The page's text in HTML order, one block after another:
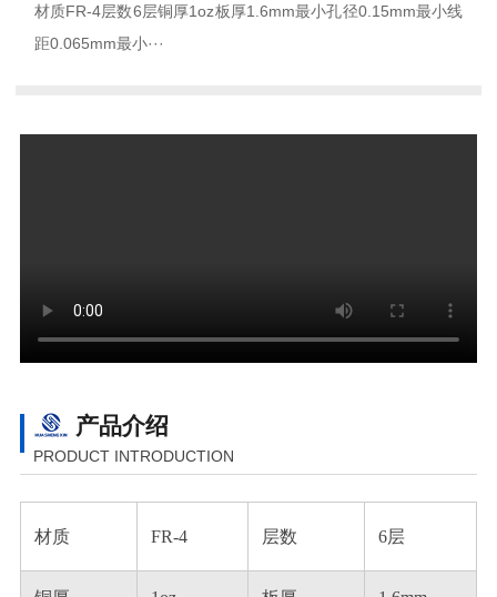
材质FR-4层数6层铜厚1oz板厚1.6mm最小孔径0.15mm最小线
距0.065mm最小···
产品介绍
PRODUCT INTRODUCTION
材质 FR-4 层数 6层